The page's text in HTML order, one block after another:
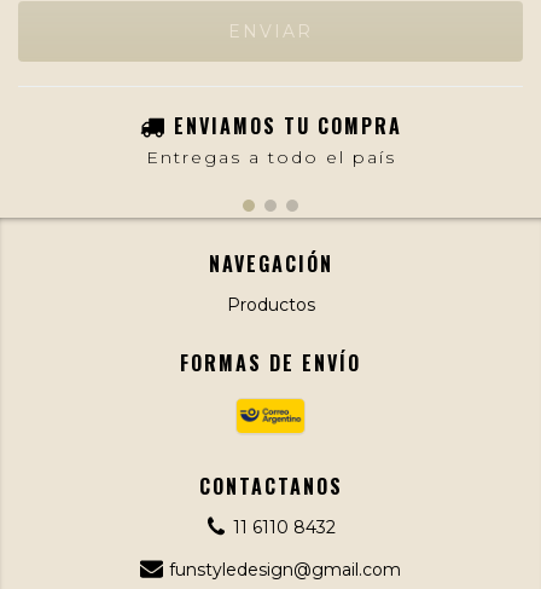
ENVIAMOS TU COMPRA
Entregas a todo el país
NAVEGACIÓN
Productos
FORMAS DE ENVÍO
CONTACTANOS
11 6110 8432
funstyledesign@gmail.com